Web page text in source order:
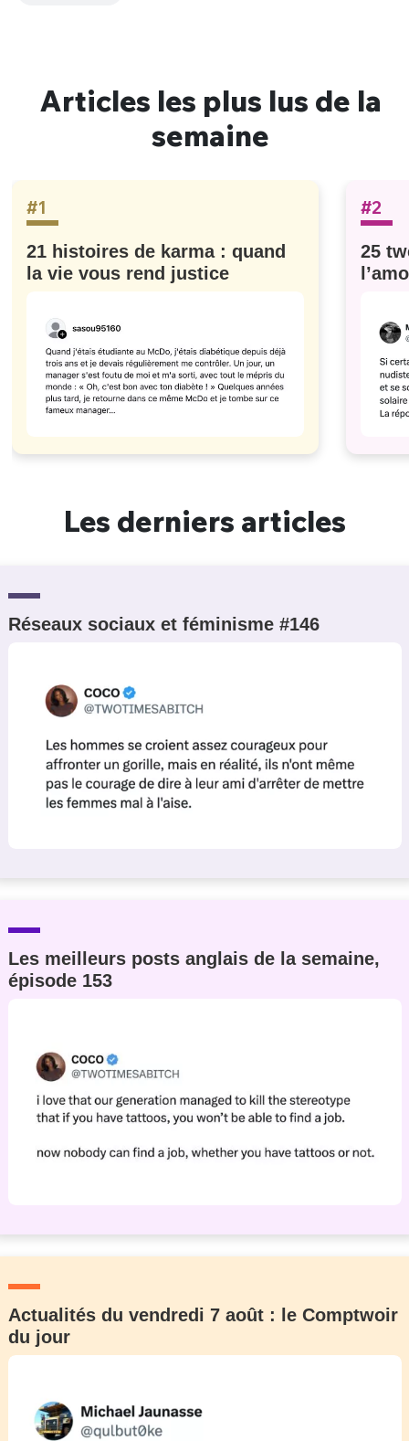
Articles les plus lus de la
semaine
#1
21 histoires de karma : quand
la vie vous rend justice
#2
25
Les derniers articles
Réseaux sociaux et féminisme #146
Les meilleurs posts anglais de la semaine,
épisode 153
Actualités du vendredi 7 août : le Comptwoir
du jour